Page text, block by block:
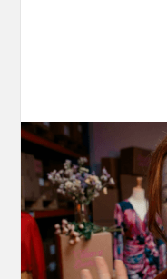
10 Types of
Kling 3.0
Discover 10
Kling 3.0 Motion
marketing to
consistent motion
March 20, 2026